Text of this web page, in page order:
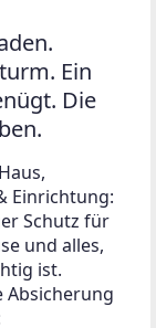
Ein
Die
Einrichtung:
Schutz für
und alles,
ist.
Absicherung